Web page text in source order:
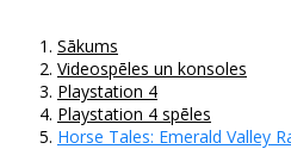
Sākums
Videospēles un konsoles
Playstation 4
Playstation 4 spēles
Horse Tales: Emerald Valley